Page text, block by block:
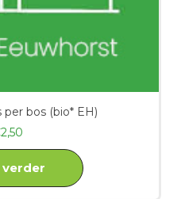
bos (bio* EH)
2,50
verder